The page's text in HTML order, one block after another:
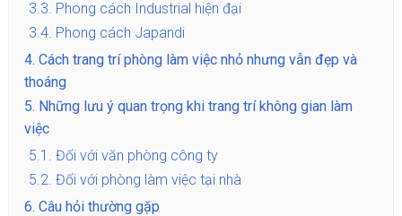
3.3. Phong cách Industrial hiện đại
3.4. Phong cách Japandi
4. Cách trang trí phòng làm việc nhỏ nhưng vẫn đẹp và
thoáng
5. Những lưu ý quan trọng khi trang trí không gian làm
việc
5.1. Đối với văn phòng công ty
5.2. Đối với phòng làm việc tại nhà
6. Câu hỏi thường gặp